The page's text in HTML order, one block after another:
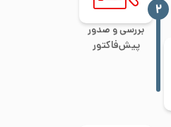
بررسی و صدور
پیش‌فاکتور
‍۲